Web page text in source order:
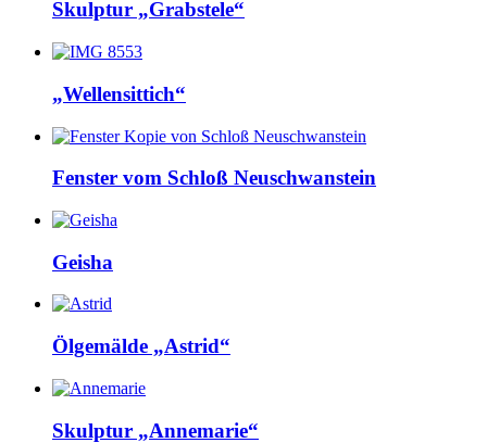
Skulptur „Grabstele“
„Wellensittich“
Fenster vom Schloß Neuschwanstein
Geisha
Ölgemälde „Astrid“
Skulptur „Annemarie“